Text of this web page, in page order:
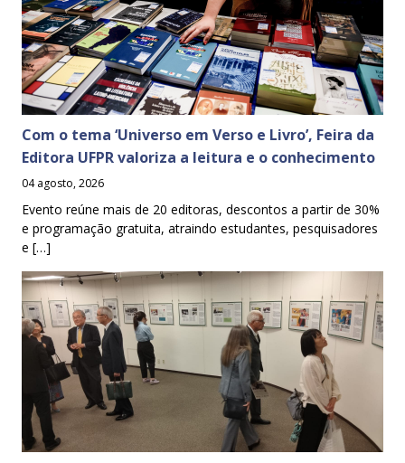
Com o tema ‘Universo em Verso e Livro’, Feira da
Editora UFPR valoriza a leitura e o conhecimento
04 agosto, 2026
Evento reúne mais de 20 editoras, descontos a partir de 30%
e programação gratuita, atraindo estudantes, pesquisadores
e […]